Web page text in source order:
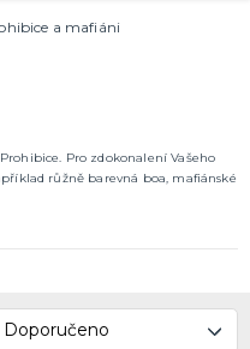
a mafiáni
Pro zdokonalení Vašeho
růžně barevná boa, mafiánské